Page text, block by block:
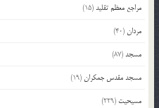
مراجع معظم تقلید(15)
مردان(40)
مسجد(87)
مسجد مقدس جمکران(19)
مسیحیت (229)